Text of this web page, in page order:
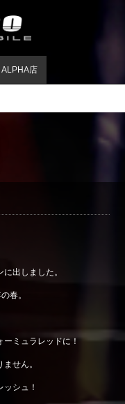
ALPHA店
出しました。
春。
ミュラレッドに！
せん。
シュ！